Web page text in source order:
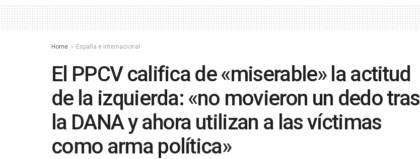
Home España e internacional
El PPCV califica de «miserable» la actitud
de la izquierda: «no movieron un dedo tras
la DANA y ahora utilizan a las víctimas
como arma política»